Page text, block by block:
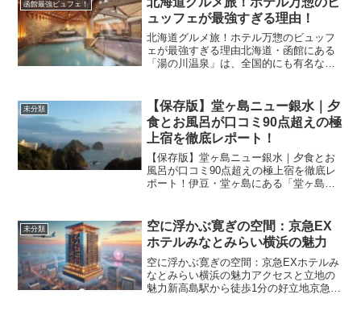
の香りと格子窓越し...
函館最強ビュフェ！
ュッフェが最強すぎる理由！
北海道グルメ旅！ホテル万惣のビュッフ
ェが最強すぎる理由北海道・函館にある
「湯の川温泉」は、全国的にも有名な温
う）。旅の楽しみといえば温泉とグルメ
ですが、このホテルではどち...
未分類
【保存版】堂ヶ島ニュー銀水｜夕
食とお風呂が口コミ90点超えの極
上宿を徹底レポート！
【保存版】堂ヶ島ニュー銀水｜夕食とお
風呂が口コミ90点超えの極上宿を徹底レ
ポート！伊豆・堂ヶ島にある「堂ヶ島ニ
います。特に「夕食」と「お風呂」の満
足度は90点以上。...
未分類
空に浮かぶ寛ぎの空間：京急EX
ホテルみなとみらい横浜の魅力
空に浮かぶ寛ぎの空間：京急EXホテルみ
なとみらい横浜の魅力アクセスと立地の
魅力新高島駅から徒歩1分の好立地京急